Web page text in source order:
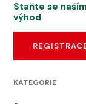
Staňte se
výhod
KATEGORIE